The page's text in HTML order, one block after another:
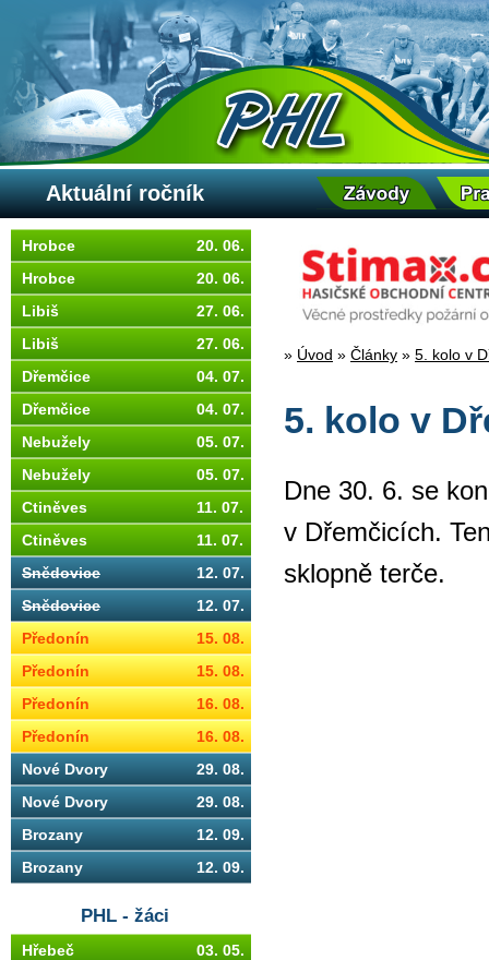
» Úvod » Články » 5. kolo v
5. kolo v
Dne 30. 6. se
v Dřemčicích.
sklopně terče.
Aktuální ročník
Hrobce
20. 06.
Hrobce
20. 06.
Libiš
27. 06.
Libiš
27. 06.
Dřemčice
04. 07.
Dřemčice
04. 07.
Nebužely
05. 07.
Nebužely
05. 07.
Ctiněves
11. 07.
Ctiněves
11. 07.
Snědovice
12. 07.
Snědovice
12. 07.
Předonín
15. 08.
Předonín
15. 08.
Předonín
16. 08.
Předonín
16. 08.
Nové Dvory
29. 08.
Nové Dvory
29. 08.
Brozany
12. 09.
Brozany
12. 09.
PHL - žáci
Hřebeč
03. 05.